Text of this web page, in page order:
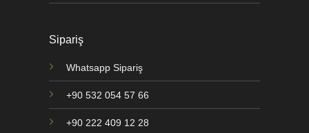
Sipariş
Whatsapp Sipariş
+90 532 054 57 66
+90 222 409 12 28